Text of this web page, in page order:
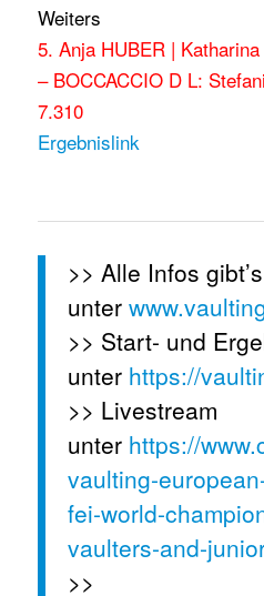
Weiters
5. Anja HUBER |
– BOCCACCIO D L:
7.310
Ergebnislink
>> Alle Infos gibt’s
unter
>> Start- und
unter https://
>> Livestream
unter https://
vaulting-
fei-world-
vaulters-and-
>>